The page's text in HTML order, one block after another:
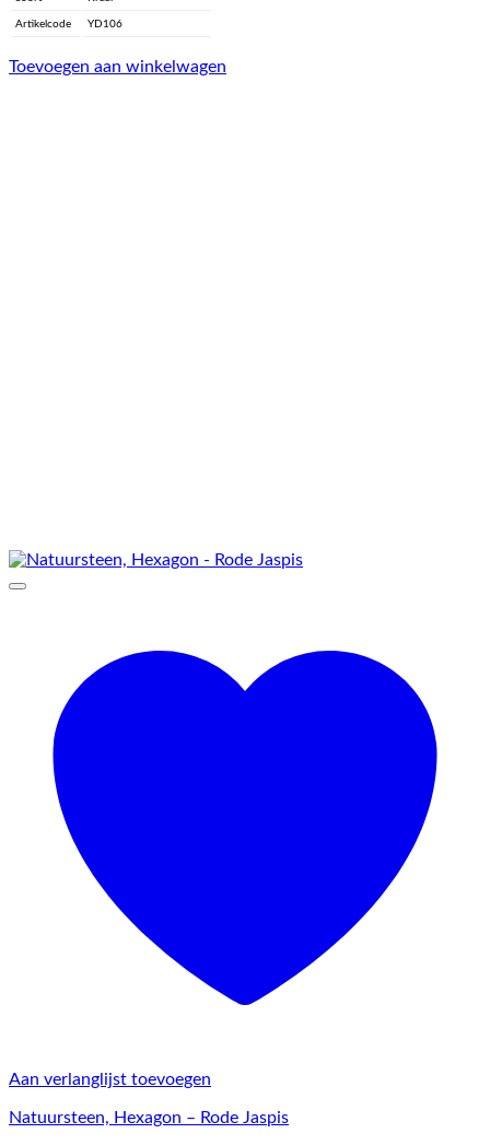
Artikelcode YD106
Toevoegen aan winkelwagen
Aan verlanglijst toevoegen
Natuursteen, Hexagon – Rode Jaspis